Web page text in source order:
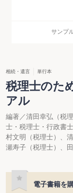
サンプ
相続・遺言 単行本
税理士のた
アル
編著／清田幸弘（税
士・税理士・行政書
村文明（税理士）、
瀬寿子（税理士）、
電子書籍を